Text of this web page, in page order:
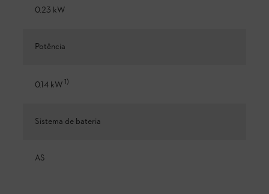
0.23 kW
Potência
0.14 kW1)
Sistema de bateria
AS